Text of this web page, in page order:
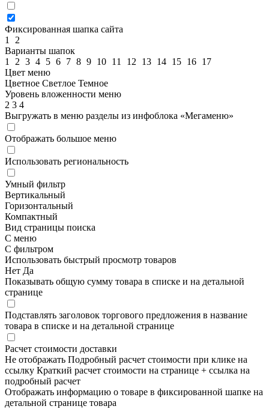
Фиксированная шапка сайта
1
2
Варианты шапок
1
2 3 4 5 6 7 8 9 10 11 12 13 14 15 16 17
Цвет меню
Цветное Светлое Темное
Уровень вложенности меню
2 3 4
Выгружать в меню разделы из инфоблока «Мегаменю»
Отображать большое меню
Использовать региональность
Умный фильтр
Вертикальный
Горизонтальный
Компактный
Вид страницы поиска
С меню
С фильтром
Использовать быстрый просмотр товаров
Нет Да
Показывать общую сумму товара в списке и на детальной
странице
Подставлять заголовок торгового предложения в название
товара в списке и на детальной странице
Расчет стоимости доставки
Не отображать Подробный расчет стоимости при клике на
ссылку Краткий расчет стоимости на странице + ссылка на
подробный расчет
Отображать информацию о товаре в фиксированной шапке на
детальной странице товара